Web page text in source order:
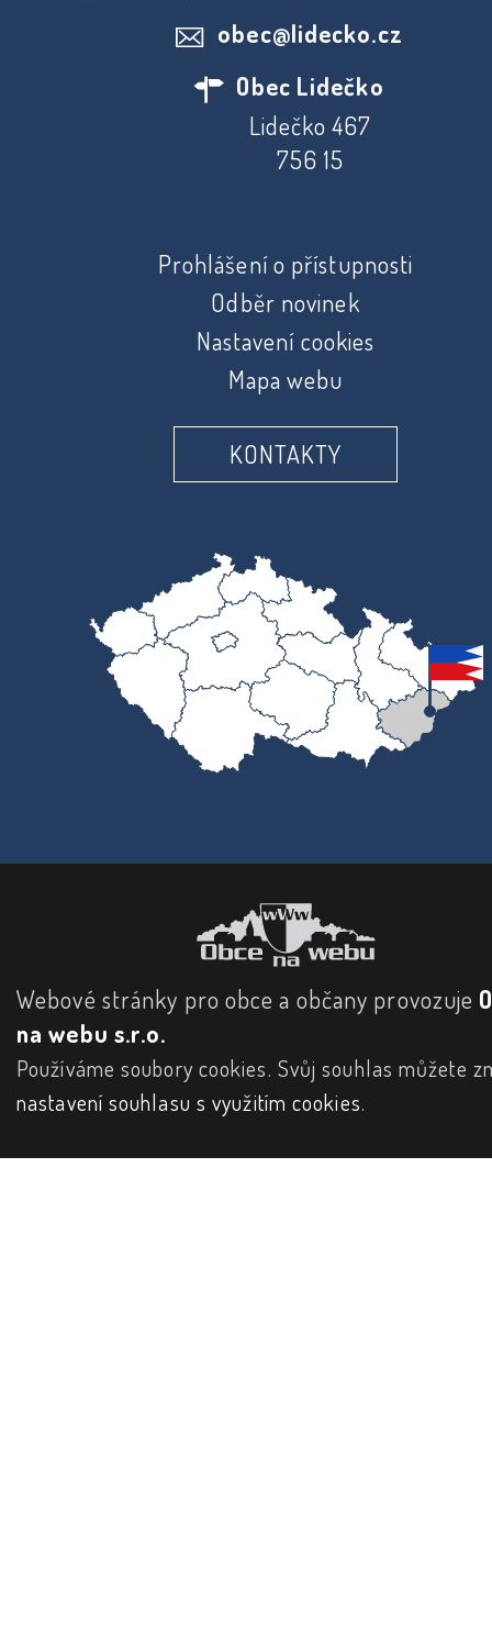
obec@lidecko.cz
Obec Lidečko
Lidečko 467
756 15
Prohlášení o přístupnosti
Odběr novinek
Nastavení cookies
Mapa webu
KONTAKTY
Webové stránky pro obce a občany provozuje
na webu s.r.o.
Používáme soubory cookies. Svůj souhlas můžete
nastavení souhlasu s využitím cookies.